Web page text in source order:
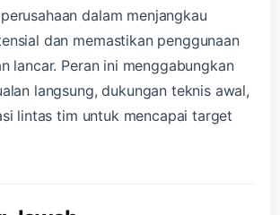
dalam menjangkau
dan memastikan penggunaan
lancar. Peran ini menggabungkan
langsung, dukungan teknis awal,
lintas tim untuk mencapai target